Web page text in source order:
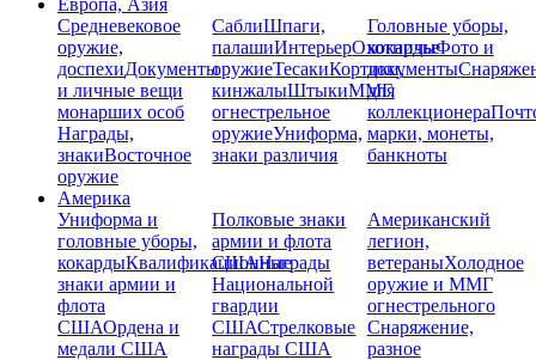
Европа, Азия
Средневековое
оружие,
доспехиДокументы
и личные вещи
монарших особ
Награды,
знакиВосточное
оружие
СаблиШпаги,
палашиИнтерьерОхотничье
оружиеТесакиКортики,
кинжалыШтыкиММГ,
огнестрельное
оружиеУниформа,
знаки различия
Головные уборы,
кокардыФото и
документы
для
коллекционера
марки, монеты,
банкноты
Америка
Униформа и
головные уборы,
кокардыКвалификационные
знаки армии и
флота
СШАОрдена и
медали США
Полковые знаки
армии и флота
СШАНаграды
Национальной
гвардии
СШАСтрелковые
награды США
Американский
легион,
ветераныХолодное
оружие и ММГ
огнестрельного
Снаряжение,
разное